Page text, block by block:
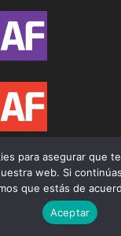
para asegurar que
web. Si
que estás de
Aceptar